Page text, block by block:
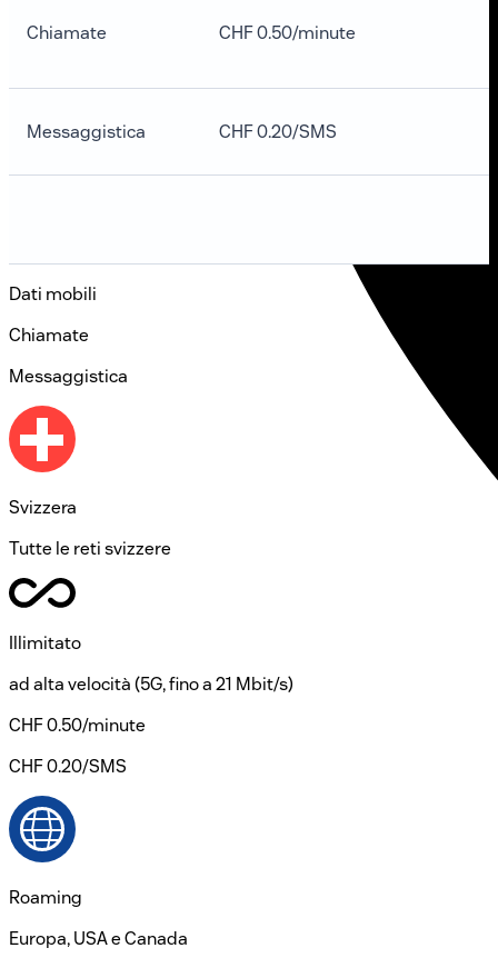
Chiamate CHF 0.50/minute
Messaggistica CHF 0.20/SMS
Dati mobili
Chiamate
Messaggistica
Svizzera
Tutte le reti svizzere
Illimitato
ad alta velocità (5G, fino a 21 Mbit/s)
CHF 0.50/minute
CHF 0.20/SMS
Roaming
Europa, USA e Canada